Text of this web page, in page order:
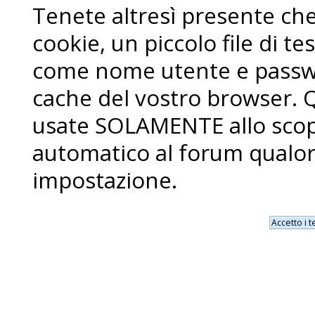
Tenete altresì presente
cookie, un piccolo file di
come nome utente e
cache del vostro browser.
usate SOLAMENTE allo
automatico al forum
impostazione.